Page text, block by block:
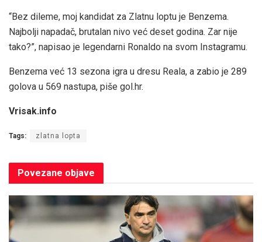
“Bez dileme, moj kandidat za Zlatnu loptu je Benzema.
Najbolji napadač, brutalan nivo već deset godina. Zar nije
tako?”, napisao je legendarni Ronaldo na svom Instagramu.
Benzema već 13 sezona igra u dresu Reala, a zabio je 289
golova u 569 nastupa, piše gol.hr.
Vrisak.info
Tags: zlatna lopta
Povezane objave